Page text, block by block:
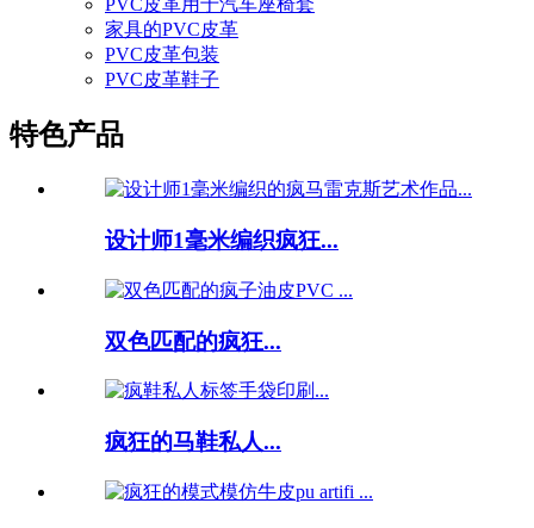
家具的PVC皮革
PVC皮革包装
PVC皮革鞋子
特色产品
设计师1毫米编织疯狂...
双色匹配的疯狂...
疯狂的马鞋私人...